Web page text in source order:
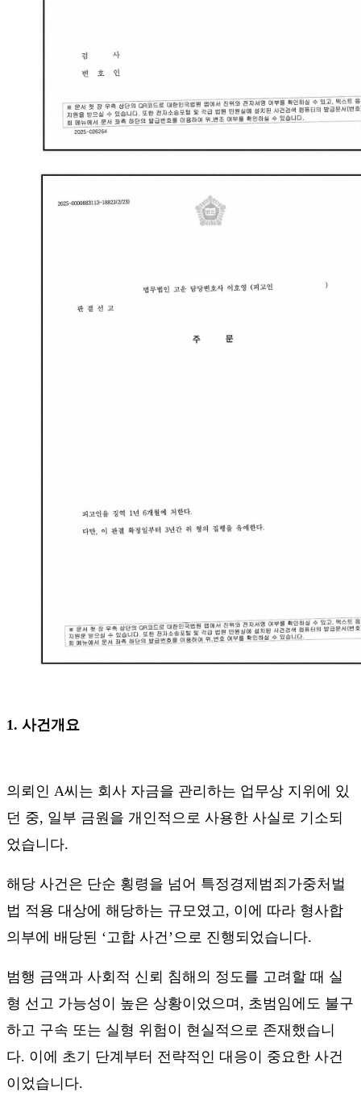
1. 사건개요
의뢰인 A씨는 회사 자금을 관리하는 업무상 지위에 있
던 중, 일부 금원을 개인적으로 사용한 사실로 기소되
었습니다.
해당 사건은 단순 횡령을 넘어 특정경제범죄가중처벌
법 적용 대상에 해당하는 규모였고 , 이에 따라 형사합
의부에 배당된 ‘고합 사건 ’ 으로 진행되었습니다.
범행 금액과 사회적 신뢰 침해의 정도를 고려할 때 실
형 선고 가능성이 높은 상황이었으며 , 초범임에도 불구
하고 구속 또는 실형 위험이 현실적으로 존재했습니
다. 이에 초기 단계부터 전략적인 대응이 중요한 사건
이었습니다.